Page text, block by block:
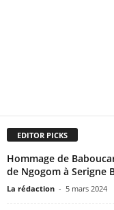
EDITOR PICKS
Hommage de
de Ngogom à Serigne
La rédaction - 5 mars 2024